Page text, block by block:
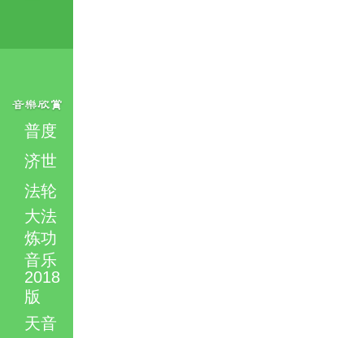
普度
济世
法轮
大法
炼功
音乐
2018
版
天音